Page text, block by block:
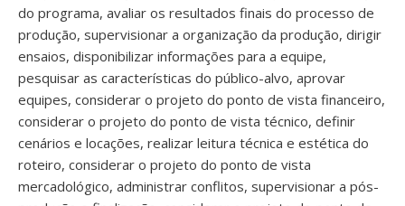
do programa, avaliar os resultados finais do processo de
produção, supervisionar a organização da produção, dirigir
ensaios, disponibilizar informações para a equipe,
pesquisar as características do público-alvo, aprovar
equipes, considerar o projeto do ponto de vista financeiro,
considerar o projeto do ponto de vista técnico, definir
cenários e locações, realizar leitura técnica e estética do
roteiro, considerar o projeto do ponto de vista
mercadológico, administrar conflitos, supervisionar a pós-